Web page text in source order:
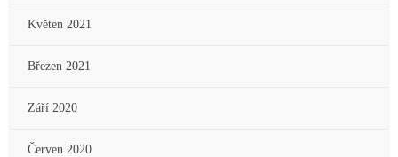
Květen 2021
Březen 2021
Září 2020
Červen 2020